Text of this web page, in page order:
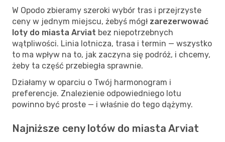
W Opodo zbieramy szeroki wybór tras i przejrzyste
ceny w jednym miejscu, żebyś mógł zarezerwować
loty do miasta Arviat bez niepotrzebnych
wątpliwości. Linia lotnicza, trasa i termin — wszystko
to ma wpływ na to, jak zaczyna się podróż, i chcemy,
żeby ta część przebiegła sprawnie.
Działamy w oparciu o Twój harmonogram i
preferencje. Znalezienie odpowiedniego lotu
powinno być proste — i właśnie do tego dążymy.
Najniższe ceny lotów do miasta Arviat